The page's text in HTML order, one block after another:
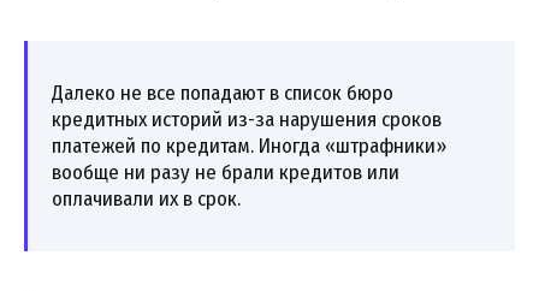
Далеко не все попадают в список бюро
кредитных историй из-за нарушения сроков
платежей по кредитам. Иногда «штрафники»
вообще ни разу не брали кредитов или
оплачивали их в срок.